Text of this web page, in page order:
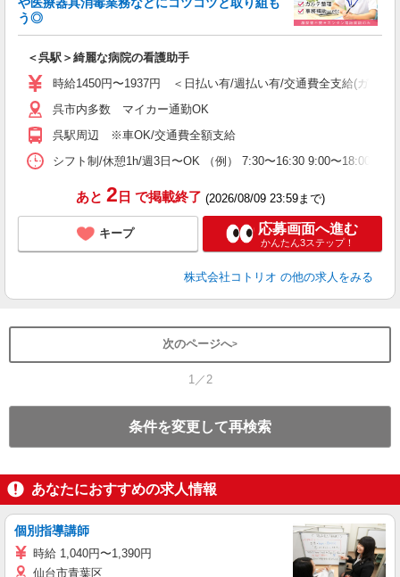
う◎
＜呉駅＞綺麗な病院の看護助手
時給1450円〜1937円 ＜日払い有/週払い有/交通費全支給(ガソリ
呉市内多数 マイカー通勤OK
呉駅周辺 ※車OK/交通費全額支給
シフト制/休憩1h/週3日〜OK （例） 7:30〜16:30 9:00〜18:00
あと 2 日 で掲載終了 (2026/08/09 23:59まで)
キープ 応募画面へ進む
かんたん3ステップ！
株式会社コトリオ の他の求人をみる
次のページへ
1／2
条件を変更して再検索
あなたにおすすめの求人情報
個別指導講師
時給 1,040円〜1,390円
仙台市青葉区